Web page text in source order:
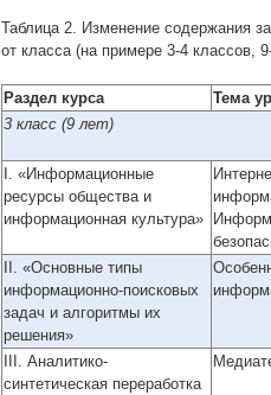
Таблица 2. Изменение содержания
от класса (на примере 3-4 классов,
Раздел курса
Тема
3 класс (9 лет)
I. «Информационные
ресурсы общества и
информационная культура»
II. «Основные типы
информационно-поисковых
задач и алгоритмы их
решения»
III. Аналитико-
синтетическая переработка